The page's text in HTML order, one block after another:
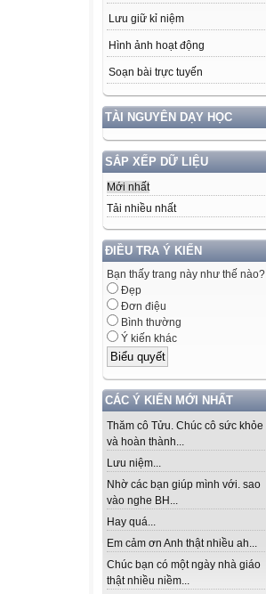
Lưu giữ kỉ niệm
Hình ảnh hoạt động
Soạn bài trực tuyến
TÀI NGUYÊN DẠY HỌC
SẮP XẾP DỮ LIỆU
Mới nhất
Tải nhiều nhất
ĐIỀU TRA Ý KIẾN
Bạn thấy trang này như thế nào?
Đẹp
Đơn điệu
Bình thường
Ý kiến khác
CÁC Ý KIẾN MỚI NHẤT
Thăm cô Tửu. Chúc cô sức khỏe
và hoàn thành...
Lưu niệm...
Nhờ các bạn giúp mình với. sao
vào nghe BH...
Hay quá...
Em cảm ơn Anh thật nhiều ah...
Chúc bạn có một ngày nhà giáo
thật nhiều niềm...